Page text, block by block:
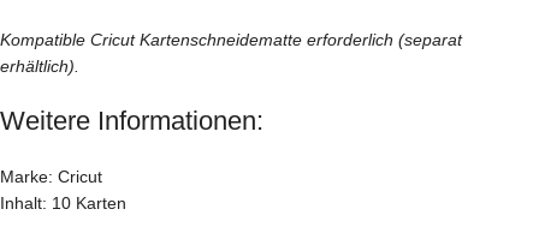
Kompatible Cricut Kartenschneidematte erforderlich (separat
erhältlich).
Weitere Informationen:
Marke: Cricut
Inhalt: 10 Karten